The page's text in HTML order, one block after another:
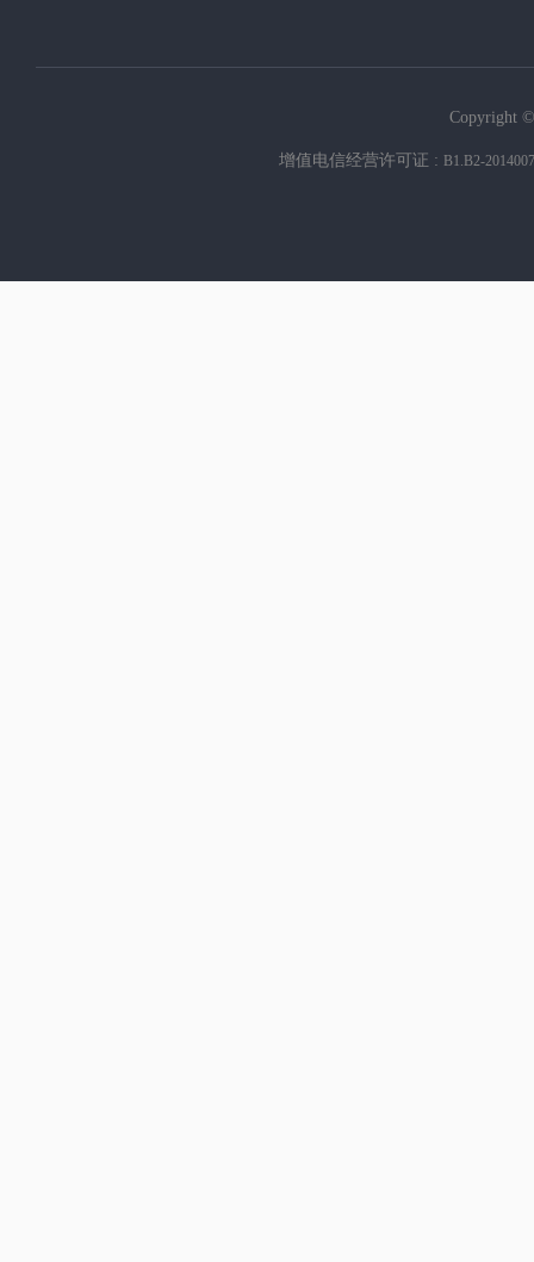
Copyright
增值电信经营许可证 : B1.B2-